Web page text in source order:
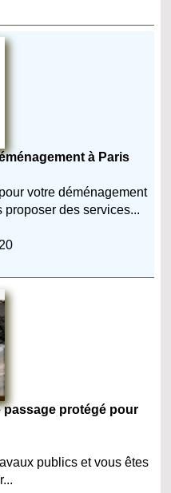
à Paris
votre déménagement
des services...
passage protégé pour
publics et vous êtes